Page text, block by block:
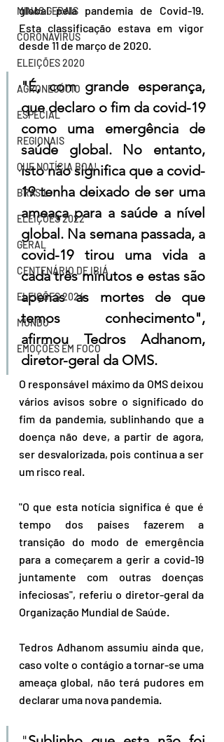
MINAS GERAIS
CORONAVÍRUS
ELEIÇÕES 2020
AGRONEGÓCIO
ESPECIAL
REGIONAIS
QUE NOTÍCIA BOA!
BRASIL
ELEIÇÕES 2022
GERAL
CENTENÁRIO DE IBIÁ
ELEIÇÕES 2024
MUNDO
EMOÇÕES EM FOCO
global pela pandemia de Covid-19.
Esta classificação estava em vigor
desde 11 de março de 2020.
"É, com grande esperança,
que declaro o fim da covid-19
como uma emergência de
saúde global. No entanto,
isto não significa que a covid-
19 tenha deixado de ser uma
ameaça para a saúde a nível
global. Na semana passada, a
covid-19 tirou uma vida a
cada três minutos e estas são
apenas as mortes de que
temos conhecimento",
afirmou Tedros Adhanom,
diretor-geral da OMS.
O responsável máximo da OMS deixou
vários avisos sobre o significado do
fim da pandemia, sublinhando que a
doença não deve, a partir de agora,
ser desvalorizada, pois continua a ser
um risco real.
"O que esta notícia significa é que é
tempo dos países fazerem a
transição do modo de emergência
para a começarem a gerir a covid-19
juntamente com outras doenças
infeciosas", referiu o diretor-geral da
Organização Mundial de Saúde.
Tedros Adhanom assumiu ainda que,
caso volte o contágio a tornar-se uma
ameaça global, não terá pudores em
declarar uma nova pandemia.